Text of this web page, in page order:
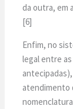
da outra, em
[6]
Enfim, no
legal entre
atendimento